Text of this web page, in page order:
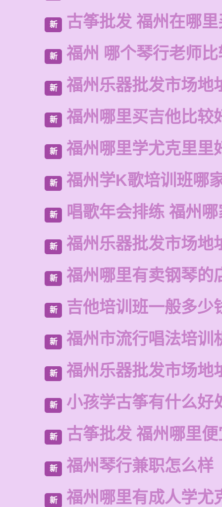
新 古筝批发 福州在哪
新 福州 哪个琴行老师
新 福州乐器批发市场地
新 福州哪里买吉他比较
新 福州哪里学尤克里里
新 福州学K歌培训班哪
新 唱歌年会排练 福州
新 福州乐器批发市场地
新 福州哪里有卖钢琴的
新 吉他培训班一般多少
新 福州市流行唱法培训
新 福州乐器批发市场地
新 小孩学古筝有什么好
新 古筝批发 福州哪里
新 福州琴行兼职怎么样
新 福州哪里有成人学尤